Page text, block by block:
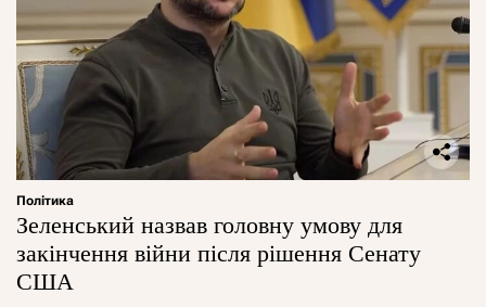
Політика
Зеленський назвав головну умову для
закінчення війни після рішення Сенату
США